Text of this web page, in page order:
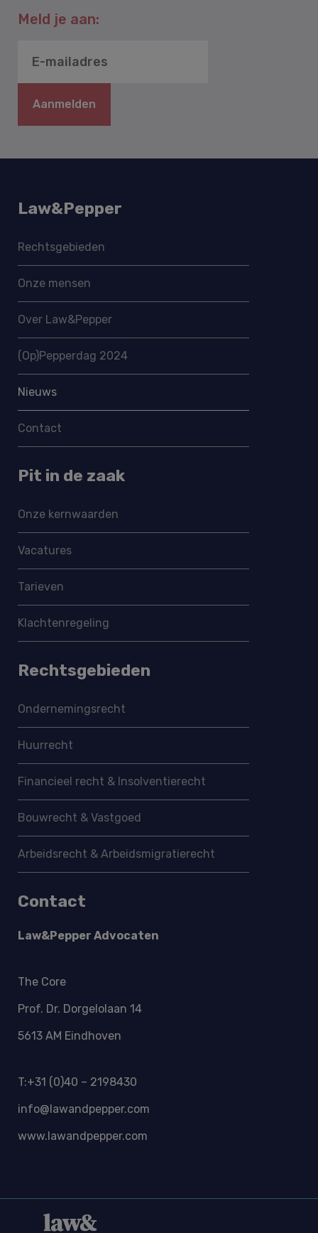
Meld je aan:
Aanmelden
Law&Pepper
Rechtsgebieden
Onze mensen
Over Law&Pepper
(Op)Pepperdag 2024
Nieuws
Contact
Pit in de zaak
Onze kernwaarden
Vacatures
Tarieven
Klachtenregeling
Rechtsgebieden
Ondernemings­recht
Huurrecht
Financieel recht & Insolventierecht
Bouwrecht & Vastgoed
Arbeidsrecht & Arbeidsmigratie­recht
Contact
Law&Pepper Advocaten
The Core
Prof. Dr. Dorgelolaan 14
5613 AM Eindhoven
T:+31 (0)40 – 2198430
info@lawandpepper.com
www.lawandpepper.com